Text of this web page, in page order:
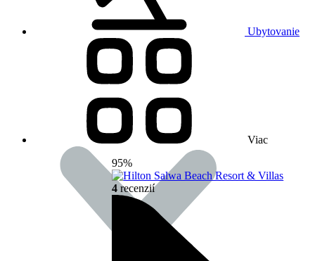
Ubytovanie
Viac
95%
4 recenzií